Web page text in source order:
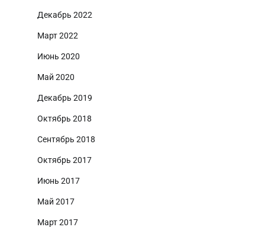
Декабрь 2022
Март 2022
Июнь 2020
Май 2020
Декабрь 2019
Октябрь 2018
Сентябрь 2018
Октябрь 2017
Июнь 2017
Май 2017
Март 2017